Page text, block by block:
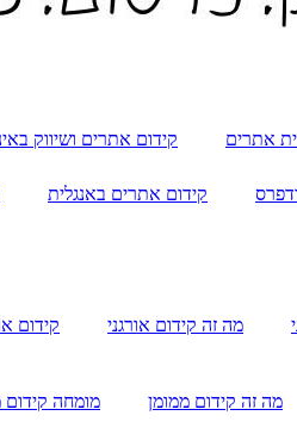
אתרים קידום אתרים ושיווק
קידום אתרים באנגלית
מה זה קידום אורגני
קידום
מה זה קידום ממומן מומחה קידום